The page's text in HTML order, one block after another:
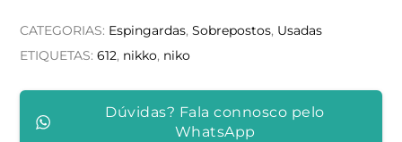
CATEGORIAS: Espingardas,Sobrepostos, Usadas
ETIQUETAS:612, nikko, niko
Dúvidas? Fala connosco pelo
WhatsApp